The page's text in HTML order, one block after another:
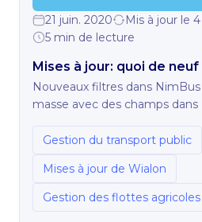
21 juin. 2020
Mis à jour le
5 min de lecture
Mises à jour: quoi de neuf
Nouveaux filtres dans
masse avec des champs dans
Gestion du transport public
Mises à jour de Wialon
Gestion des flottes agricoles